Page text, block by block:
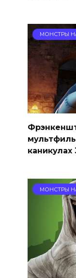
МОНСТРЫ
каникулах
МОНСТРЫ